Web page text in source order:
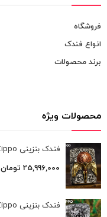
فروشگاه
انواع فندک
برند محصولات
محصولات ویژه
فندک بنزینی Custom Zippo (طرح فرشته نگهبان)
25,996,000 تومان
فندک بنزینی Custom Zippo (طراحی 540 سوسک شاخدا)